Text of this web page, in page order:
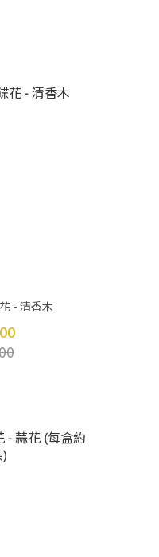
- 清香木